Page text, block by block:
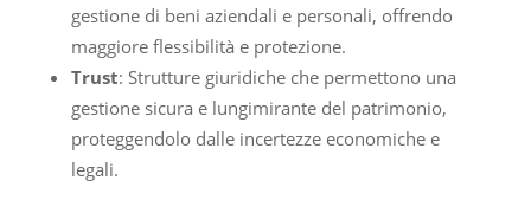
gestione di beni aziendali e personali, offrendo
maggiore flessibilità e protezione.
Trust: Strutture giuridiche che permettono una
gestione sicura e lungimirante del patrimonio,
proteggendolo dalle incertezze economiche e
legali.